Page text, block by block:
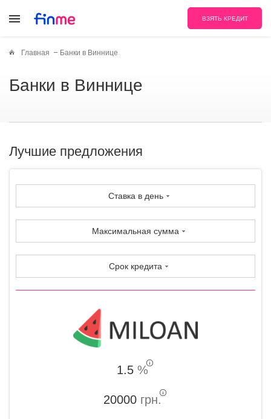
ВЗЯТЬ КРЕДИТ
Главная Банки в Виннице
Банки в Виннице
Лучшие предложения
Ставка в день
Максимальная сумма
Срок кредита
1.5 %
20000 грн.